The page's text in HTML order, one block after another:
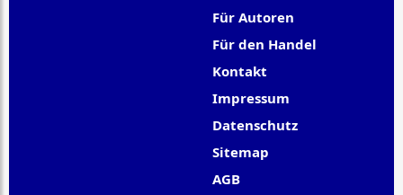
Für Autoren
Für den Handel
Kontakt
Impressum
Datenschutz
Sitemap
AGB